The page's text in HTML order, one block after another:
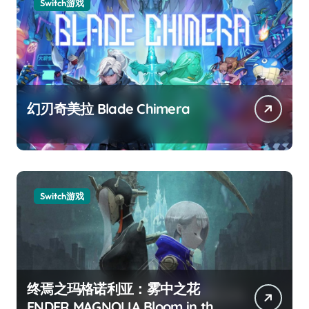
Switch游戏
幻刃奇美拉 Blade Chimera
Switch游戏
终焉之玛格诺利亚：雾中之花